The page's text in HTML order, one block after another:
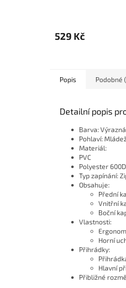
529 Kč
Popis Podobné
Detailní popis
Barva:
Pohlaví:
Materiál:
PVC
Polyester 600D
Typ zapínání:
Obsahuje:
Přední
Vnitřní
Boční
Vlastnosti:
Horní
Přihrádky:
Hlavní
Přibližné